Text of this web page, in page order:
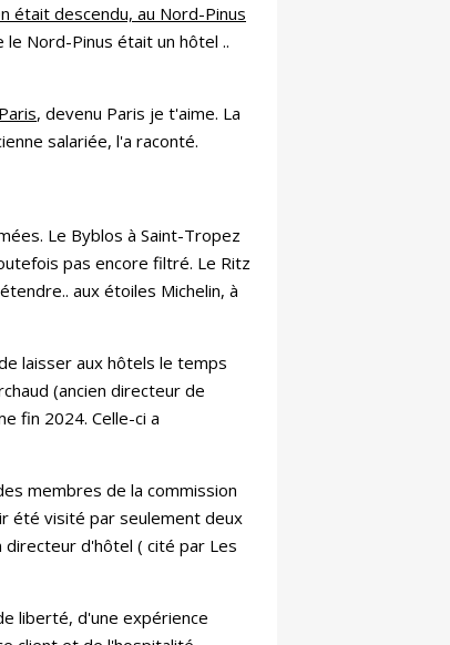
était descendu, au Nord-Pinus
Nord-Pinus était un hôtel ..
, devenu Paris je t'aime. La
salariée, l'a raconté.
Le Byblos à Saint-Tropez
pas encore filtré. Le Ritz
aux étoiles Michelin, à
laisser aux hôtels le temps
(ancien directeur de
fin 2024. Celle-ci a
membres de la commission
été visité par seulement deux
directeur d'hôtel ( cité par Les
liberté, d'une expérience